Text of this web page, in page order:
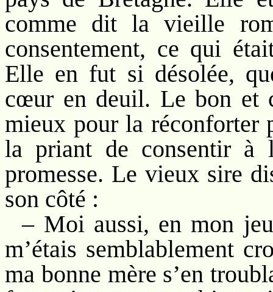
comme dit la vieille
consentement, ce qui
Elle en fut si désolée,
cœur en deuil. Le bon et
mieux pour la réconforter
la priant de consentir à
promesse. Le vieux sire
son côté :
– Moi aussi, en mon
m’étais semblablement
ma bonne mère s’en